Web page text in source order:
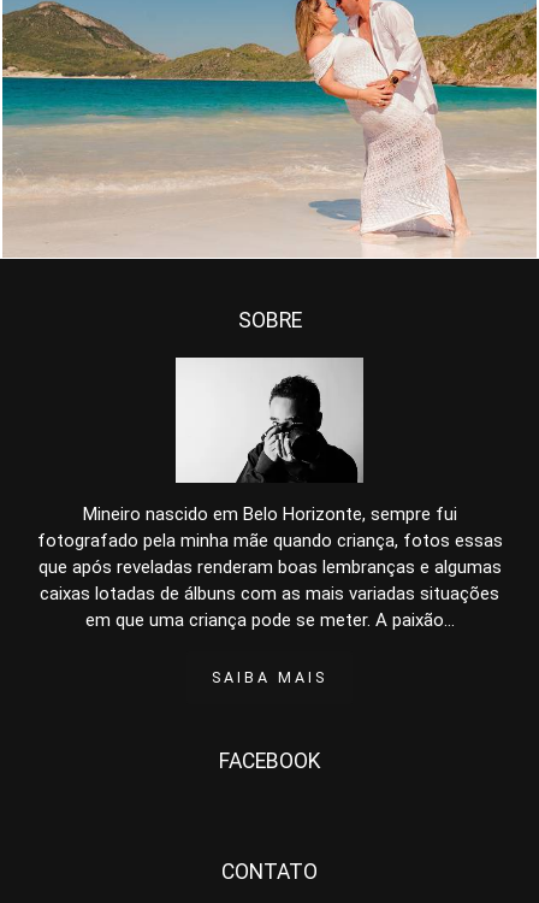
3658 71
SOBRE
Mineiro nascido em Belo Horizonte, sempre fui
fotografado pela minha mãe quando criança, fotos essas
que após reveladas renderam boas lembranças e algumas
caixas lotadas de álbuns com as mais variadas situações
em que uma criança pode se meter. A paixão...
SAIBA MAIS
FACEBOOK
CONTATO